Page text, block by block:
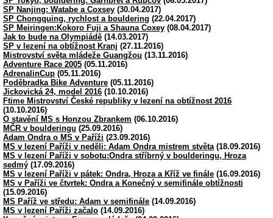
SP Nanjing: Watabe a Coxsey (30.04.2017)
SP Chongquing, rychlost a bouldering (22.04.2017)
SP Meiringen:Kokoro Fuji a Shauna Coxey (08.04.2017)
Jak to bude na Olympiádě (14.03.2017)
SP v lezení na obtížnost Kranj (27.11.2016)
Mistrovství světa mládeže Guangžou (13.11.2016)
Adventure Race 2005 (05.11.2016)
AdrenalinCup (05.11.2016)
Poděbradka Bike Adventure (05.11.2016)
Jickovická 24, model 2016 (10.10.2016)
Ftime Mistrovství České republiky v lezení na obtížnost 2016
(10.10.2016)
O stavění MS s Honzou Zbrankem (06.10.2016)
MČR v boulderingu (25.09.2016)
Adam Ondra o MS v Paříži (23.09.2016)
MS v lezení Paříži v neděli: Adam Ondra mistrem stvěta (18.09.2016)
MS v lezení Paříži v sobotu:Ondra stříbrný v boulderingu, Hroza
sedmý (17.09.2016)
MS v lezení Paříži v pátek: Ondra, Hroza a Kříž ve finále (16.09.2016)
MS v Paříži ve čtvrtek: Ondra a Konečný v semifinále obtížnosti
(15.09.2016)
MS Paříž ve středu: Adam v semifinále (14.09.2016)
MS v lezení Paříži začalo (14.09.2016)